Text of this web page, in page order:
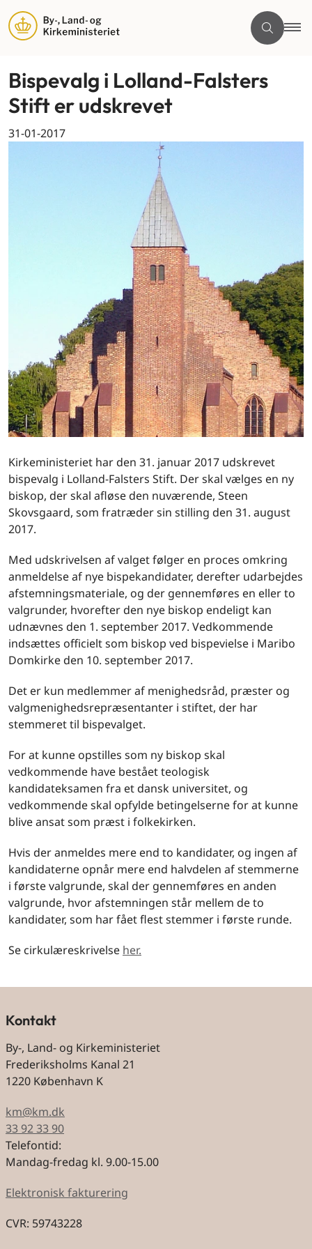
Bispevalg i Lolland-Falsters
Stift er udskrevet
31-01-2017
Kirkeministeriet har den 31. januar 2017 udskrevet
bispevalg i Lolland-Falsters Stift. Der skal vælges en ny
biskop, der skal afløse den nuværende, Steen
Skovsgaard, som fratræder sin stilling den 31. august
2017.
Med udskrivelsen af valget følger en proces omkring
anmeldelse af nye bispekandidater, derefter udarbejdes
afstemningsmateriale, og der gennemføres en eller to
valgrunder, hvorefter den nye biskop endeligt kan
udnævnes den 1. september 2017. Vedkommende
indsættes officielt som biskop ved bispevielse i Maribo
Domkirke den 10. september 2017.
Det er kun medlemmer af menighedsråd, præster og
valgmenighedsrepræsentanter i stiftet, der har
stemmeret til bispevalget.
For at kunne opstilles som ny biskop skal
vedkommende have bestået teologisk
kandidateksamen fra et dansk universitet, og
vedkommende skal opfylde betingelserne for at kunne
blive ansat som præst i folkekirken.
Hvis der anmeldes mere end to kandidater, og ingen af
kandidaterne opnår mere end halvdelen af stemmerne
i første valgrunde, skal der gennemføres en anden
valgrunde, hvor afstemningen står mellem de to
kandidater, som har fået flest stemmer i første runde.
Se cirkulæreskrivelse her.
Kontakt
By-, Land- og Kirkeministeriet
Frederiksholms Kanal 21
1220 København K
km@km.dk
33 92 33 90
Telefontid:
Mandag-fredag kl. 9.00-15.00
Elektronisk fakturering
CVR: 59743228